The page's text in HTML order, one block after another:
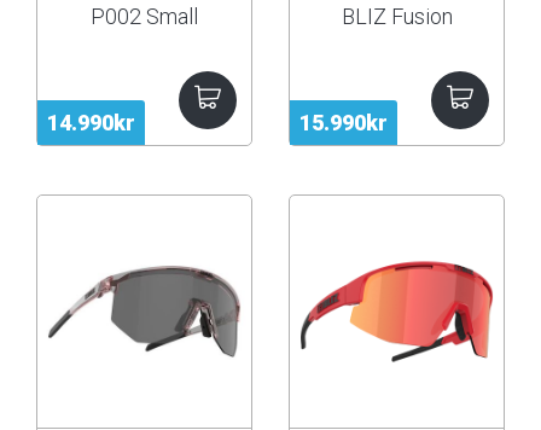
14.990kr
P002 Small
15.990kr
BLIZ Fusion